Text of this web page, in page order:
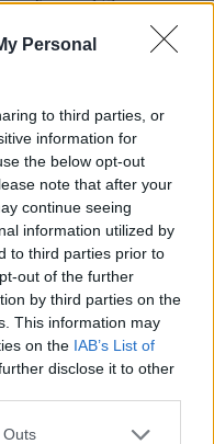
Personal
to third parties, or
information for
the below opt-out
note that after your
continue seeing
information utilized by
to third parties prior to
out of the further
by third parties on the
This information may
on the IAB’s List of
disclose it to other
one or more Google
Outs
διασφαλίζοντας την